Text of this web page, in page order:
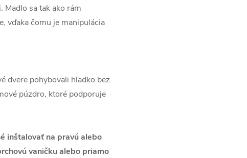
sa tak ako rám
vďaka čomu je manipulácia
dvere pohybovali hladko bez
púzdro, ktoré podporuje
inštalovať na pravú alebo
vaničku alebo priamo